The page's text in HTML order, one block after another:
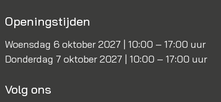
Openingstijden
Woensdag 6 oktober 2027 | 10:00 – 17:00 uur
Donderdag 7 oktober 2027 | 10:00 – 17:00 uur
Volg ons